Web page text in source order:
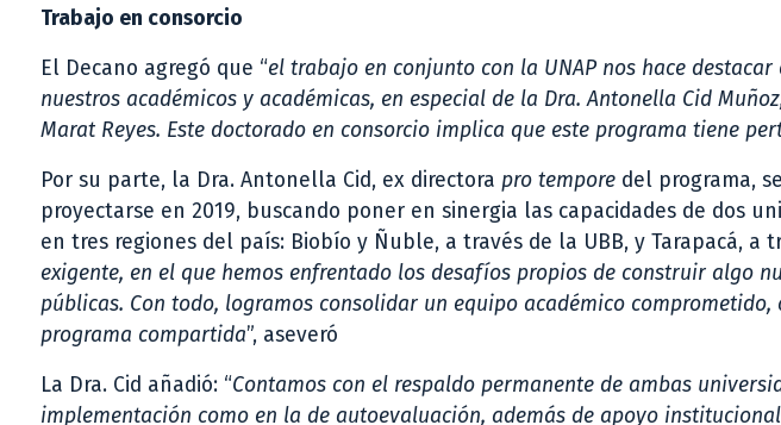
Trabajo en consorcio
El Decano agregó que “el trabajo en conjunto con la UNAP nos hace
nuestros académicos y académicas, en especial de la Dra. Antonella Cid
Marat Reyes. Este doctorado en consorcio implica que este programa tiene
Por su parte, la Dra. Antonella Cid, ex directora pro tempore del programa,
proyectarse en 2019, buscando poner en sinergia las capacidades de dos
en tres regiones del país: Biobío y Ñuble, a través de la UBB, y Tarapacá, a
exigente, en el que hemos enfrentado los desafíos propios de construir algo
públicas. Con todo, logramos consolidar un equipo académico
programa compartida”, aseveró
La Dra. Cid añadió: “Contamos con el respaldo permanente de ambas
implementación como en la de autoevaluación, además de apoyo